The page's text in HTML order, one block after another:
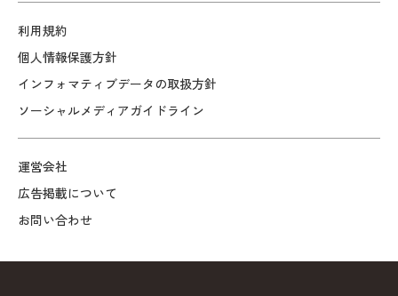
利用規約
個人情報保護方針
インフォマティブデータの取扱方針
ソーシャルメディアガイドライン
運営会社
広告掲載について
お問い合わせ